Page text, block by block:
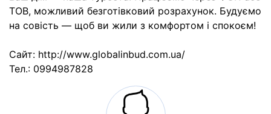
ТОВ, можливий безготівковий розрахунок. Будуємо
на совість — щоб ви жили з комфортом і спокоєм!
Сайт: http://www.globalinbud.com.ua/
Тел.: 0994987828